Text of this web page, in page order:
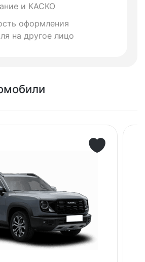
и КАСКО
оформления
на другое лицо